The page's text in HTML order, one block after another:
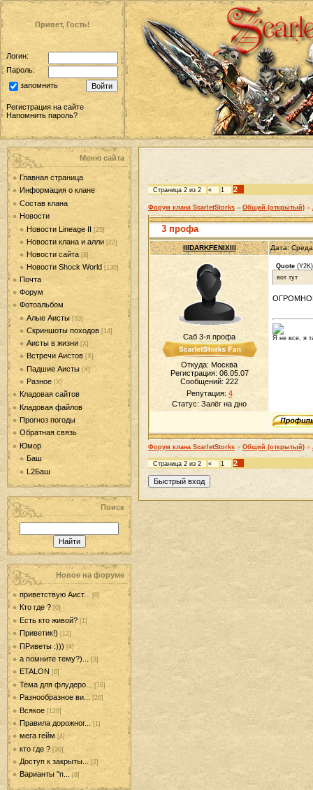
Привет, Гость!
Логин:
Пароль:
запомнить
Регистрация на сайте
Напомнить пароль?
Меню сайта
Главная страница
Информация о клане
Состав клана
Новости
Новости Lineage II [25]
Новости клана и алли [22]
Новости сайта [8]
Новости Shock World [130]
Почта
Форум
Фотоальбом
Алые Аисты [33]
Скриншоты походов [14]
Аисты в жизни [Х]
Встречи Аистов [Х]
Падшие Аисты [Х]
Разное [Х]
Кладовая сайтов
Кладовая файлов
Прогноз погоды
Обратная связь
Юмор
Баш
L2Баш
Поиск
Новое на форуме
приветствую Аист... [0]
Кто где ? [0]
Есть кто живой? [1]
Приветик!) [12]
ПРиветы :))) [4]
а помните тему?)... [3]
ETALON [6]
Тема для флудеро... [76]
Разнообразное ви... [26]
Всякое [128]
Правила дорожног... [1]
мега гейм [4]
кто где ? [30]
Доступ к закрыты... [2]
Варианты "п... [8]
Страница 2 из 2 « 1 2
Форум клана ScarletStorks » Общий (открытый) »
3 профа
IIIDARKFENIXIII Дата:
Саб 3-я профа
Откуда: Москва
Регистрация: 06.05.07
Сообщений: 222
Репутация: 4
Статус: Залёг на дно
Quote (Y2K)
вот тут
Я не все, я
Форум клана ScarletStorks » Общий (открытый) »
Страница 2 из 2 « 1 2